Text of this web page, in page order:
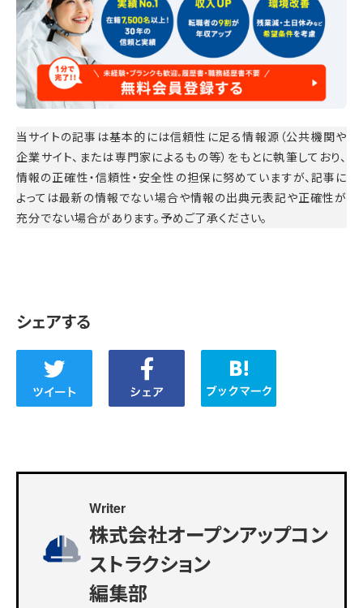
当サイトの記事は基本的には信頼性に足る情報源（公共機関や
企業サイト、または専門家によるもの等）をもとに執筆しており、
情報の正確性・信頼性・安全性の担保に努めていますが、記事に
よっては最新の情報でない場合や情報の出典元表記や正確性が
充分でない場合があります。予めご了承ください。
シェアする
Writer
株式会社オープンアップコン
ストラクション
編集部